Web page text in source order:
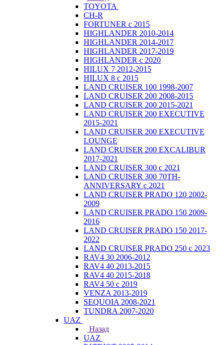
TOYOTA
CH-R
FORTUNER с 2015
HIGHLANDER 2010-2014
HIGHLANDER 2014-2017
HIGHLANDER 2017-2019
HIGHLANDER с 2020
HILUX 7 2012-2015
HILUX 8 с 2015
LAND CRUISER 100 1998-2007
LAND CRUISER 200 2008-2015
LAND CRUISER 200 2015-2021
LAND CRUISER 200 EXECUTIVE
2015-2021
LAND CRUISER 200 EXECUTIVE
LOUNGE
LAND CRUISER 200 EXCALIBUR
2017-2021
LAND CRUISER 300 с 2021
LAND CRUISER 300 70TH-
ANNIVERSARY с 2021
LAND CRUISER PRADO 120 2002-
2009
LAND CRUISER PRADO 150 2009-
2016
LAND CRUISER PRADO 150 2017-
2022
LAND CRUISER PRADO 250 с 2023
RAV4 30 2006-2012
RAV4 40 2013-2015
RAV4 40 2015-2018
RAV4 50 с 2019
VENZA 2013-2019
SEQUOIA 2008-2021
TUNDRA 2007-2020
UAZ
Назад
UAZ